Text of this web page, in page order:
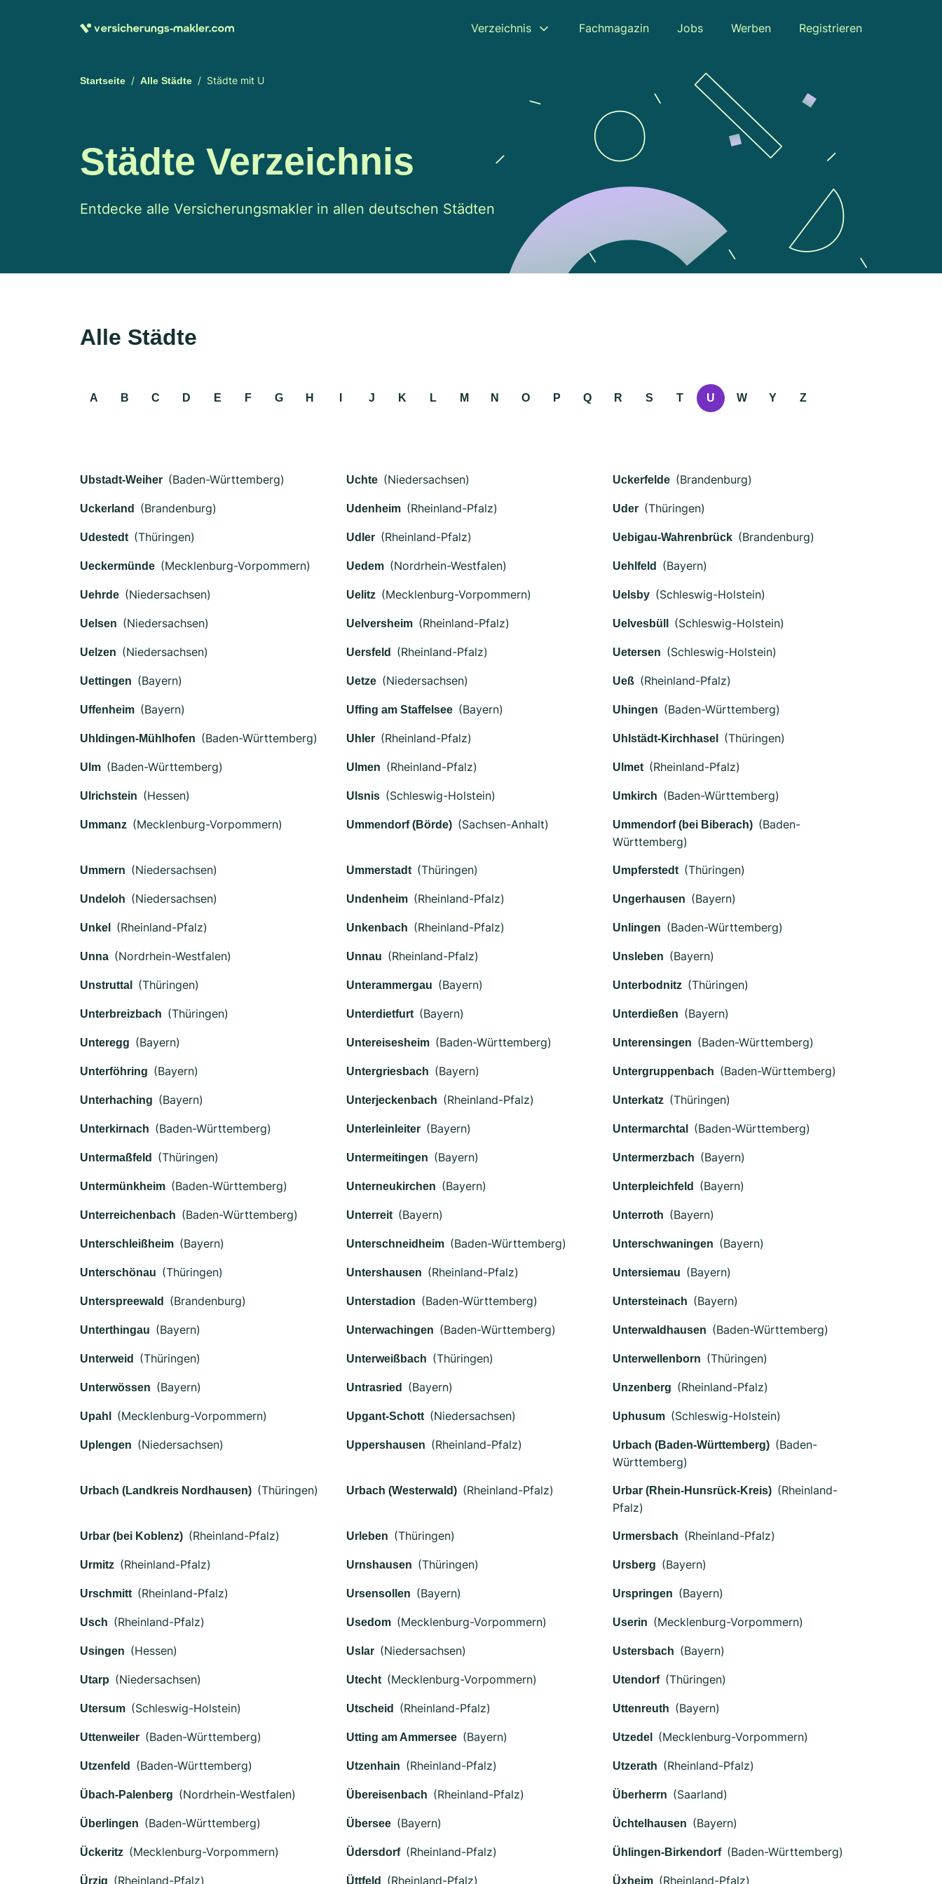
Verzeichnis Fachmagazin Jobs Werben Registrieren
Startseite Alle Städte Städte mit U
Städte Verzeichnis
Entdecke alle Versicherungsmakler in allen deutschen Städten
Alle Städte
A B C D E F G H J K L M N O P Q R S T U W Y Z
Ubstadt-Weiher (Baden-Württemberg) Uchte (Niedersachsen) Uckerfelde (Brandenburg)
Uckerland (Brandenburg) Udenheim (Rheinland-Pfalz) Uder (Thüringen)
Udestedt (Thüringen) Udler (Rheinland-Pfalz) Uebigau-Wahrenbrück (Brandenburg)
Ueckermünde (Mecklenburg-Vorpommern) Uedem (Nordrhein-Westfalen) Uehlfeld (Bayern)
Uehrde (Niedersachsen) Uelitz (Mecklenburg-Vorpommern) Uelsby (Schleswig-Holstein)
Uelsen (Niedersachsen) Uelversheim (Rheinland-Pfalz) Uelvesbüll (Schleswig-Holstein)
Uelzen (Niedersachsen) Uersfeld (Rheinland-Pfalz) Uetersen (Schleswig-Holstein)
Uettingen (Bayern) Uetze (Niedersachsen) Ueß (Rheinland-Pfalz)
Uffenheim (Bayern) Uffing am Staffelsee (Bayern) Uhingen (Baden-Württemberg)
Uhldingen-Mühlhofen (Baden-Württemberg) Uhler (Rheinland-Pfalz) Uhlstädt-Kirchhasel (Thüringen)
Ulm (Baden-Württemberg) Ulmen (Rheinland-Pfalz) Ulmet (Rheinland-Pfalz)
Ulrichstein (Hessen) Ulsnis (Schleswig-Holstein) Umkirch (Baden-Württemberg)
Ummanz (Mecklenburg-Vorpommern) Ummendorf (Börde) (Sachsen-Anhalt) Ummendorf (bei Biberach) (Baden-
Württemberg)
Ummern (Niedersachsen) Ummerstadt (Thüringen) Umpferstedt (Thüringen)
Undeloh (Niedersachsen) Undenheim (Rheinland-Pfalz) Ungerhausen (Bayern)
Unkel (Rheinland-Pfalz) Unkenbach (Rheinland-Pfalz) Unlingen (Baden-Württemberg)
Unna (Nordrhein-Westfalen) Unnau (Rheinland-Pfalz) Unsleben (Bayern)
Unstruttal (Thüringen) Unterammergau (Bayern) Unterbodnitz (Thüringen)
Unterbreizbach (Thüringen) Unterdietfurt (Bayern) Unterdießen (Bayern)
Unteregg (Bayern) Untereisesheim (Baden-Württemberg) Unterensingen (Baden-Württemberg)
Unterföhring (Bayern) Untergriesbach (Bayern) Untergruppenbach (Baden-Württemberg)
Unterhaching (Bayern) Unterjeckenbach (Rheinland-Pfalz) Unterkatz (Thüringen)
Unterkirnach (Baden-Württemberg) Unterleinleiter (Bayern) Untermarchtal (Baden-Württemberg)
Untermaßfeld (Thüringen) Untermeitingen (Bayern) Untermerzbach (Bayern)
Untermünkheim (Baden-Württemberg) Unterneukirchen (Bayern) Unterpleichfeld (Bayern)
Unterreichenbach (Baden-Württemberg) Unterreit (Bayern) Unterroth (Bayern)
Unterschleißheim (Bayern) Unterschneidheim (Baden-Württemberg) Unterschwaningen (Bayern)
Unterschönau (Thüringen) Untershausen (Rheinland-Pfalz) Untersiemau (Bayern)
Unterspreewald (Brandenburg) Unterstadion (Baden-Württemberg) Untersteinach (Bayern)
Unterthingau (Bayern) Unterwachingen (Baden-Württemberg) Unterwaldhausen (Baden-Württemberg)
Unterweid (Thüringen) Unterweißbach (Thüringen) Unterwellenborn (Thüringen)
Unterwössen (Bayern) Untrasried (Bayern) Unzenberg (Rheinland-Pfalz)
Upahl (Mecklenburg-Vorpommern) Upgant-Schott (Niedersachsen) Uphusum (Schleswig-Holstein)
Uplengen (Niedersachsen) Uppershausen (Rheinland-Pfalz) Urbach (Baden-Württemberg) (Baden-
Württemberg)
Urbach (Landkreis Nordhausen) (Thüringen) Urbach (Westerwald) (Rheinland-Pfalz) Urbar (Rhein-Hunsrück-Kreis) (Rheinland-
Pfalz)
Urbar (bei Koblenz) (Rheinland-Pfalz) Urleben (Thüringen) Urmersbach (Rheinland-Pfalz)
Urmitz (Rheinland-Pfalz) Urnshausen (Thüringen) Ursberg (Bayern)
Urschmitt (Rheinland-Pfalz) Ursensollen (Bayern) Urspringen (Bayern)
Usch (Rheinland-Pfalz) Usedom (Mecklenburg-Vorpommern) Userin (Mecklenburg-Vorpommern)
Usingen (Hessen) Uslar (Niedersachsen) Ustersbach (Bayern)
Utarp (Niedersachsen) Utecht (Mecklenburg-Vorpommern) Utendorf (Thüringen)
Utersum (Schleswig-Holstein) Utscheid (Rheinland-Pfalz) Uttenreuth (Bayern)
Uttenweiler (Baden-Württemberg) Utting am Ammersee (Bayern) Utzedel (Mecklenburg-Vorpommern)
Utzenfeld (Baden-Württemberg) Utzenhain (Rheinland-Pfalz) Utzerath (Rheinland-Pfalz)
Übach-Palenberg (Nordrhein-Westfalen) Übereisenbach (Rheinland-Pfalz) Überherrn (Saarland)
Überlingen (Baden-Württemberg) Übersee (Bayern) Üchtelhausen (Bayern)
Ückeritz (Mecklenburg-Vorpommern) Üdersdorf (Rheinland-Pfalz) Ühlingen-Birkendorf (Baden-Württemberg)
Ürzig (Rheinland-Pfalz) Üttfeld (Rheinland-Pfalz) Üxheim (Rheinland-Pfalz)